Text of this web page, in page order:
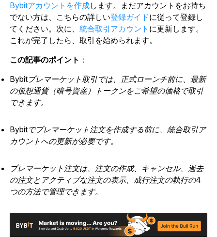
Bybitアカウントを作成します。まだアカウントをお持ち
でない方は、こちらの詳しい登録ガイドに従って登録し
てください。次に、 統合取引アカウント に更新します。
これが完了したら、取引を始められます。
この記事のポイント ：
Bybitプレマーケット取引では、正式ローンチ前に、最新
の仮想通貨（暗号資産）トークンをご希望の価格で取引
できます。
Bybitでプレマーケット注文を作成する前に、統合取引ア
カウントへの更新が必要です。
プレマーケット注文は、注文の作成、キャンセル、過去
の注文とアクティブな注文の表示、成行注文の執行の4
つの方法で管理できます。